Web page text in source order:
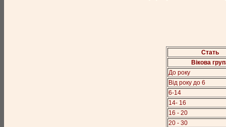
Стать
Вікова
До року
Від року до 6
6-14
14- 16
16 - 20
20 - 30